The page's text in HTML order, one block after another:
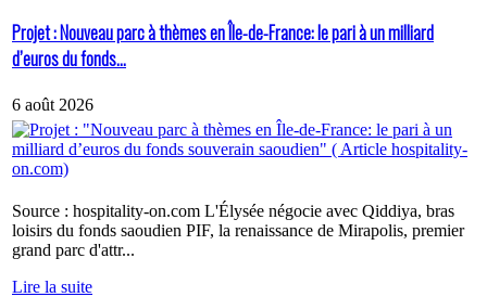
Projet : Nouveau parc à thèmes en Île-de-France: le pari à un milliard
d’euros du fonds...
6 août 2026
Source : hospitality-on.com L'Élysée négocie avec Qiddiya, bras
loisirs du fonds saoudien PIF, la renaissance de Mirapolis, premier
grand parc d'attr...
Lire la suite